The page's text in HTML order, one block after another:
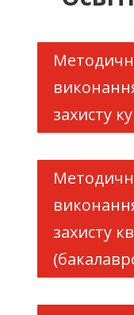
захисту
захисту